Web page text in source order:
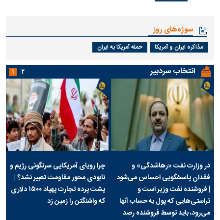
سوژه‌های روز
مذاکره ایران و آمریکا حمله آمریکا به ایران
انتخاب سردبیر
در وزارت نفت «رهاشدگی» و
فقدان پاسخگویی احساس می‌شود
| فروشنده نفت وزیر است و
تراستی‌هایی که پول به حساب آنها
می‌رود، باید توسط فروشنده رصد
چرا رویای آمریکایی سرنگونی رژیم و
نابودی محور مقاومت تعبیر نشد؟ |
پشت پرده تجارت پهپاد‌ ۱۵۰۰ دلاری
که واشنگتن را زمین زد
۱ ۲